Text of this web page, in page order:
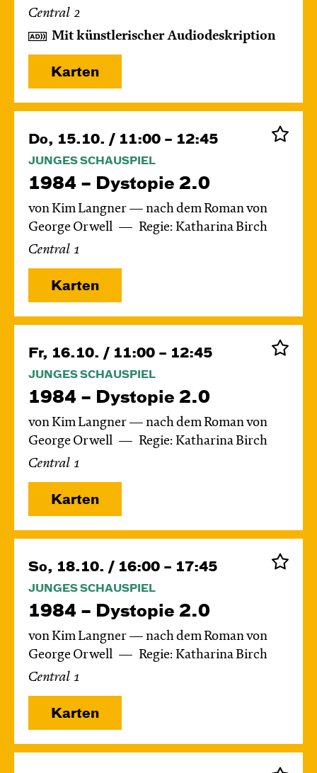
Central 2
Mit künstlerischer Audiodeskription
Karten
Do, 15.10. / 11:00 – 12:45
JUNGES SCHAUSPIEL
1984 – Dystopie 2.0
von Kim Langner — nach dem Roman von
George Orwell
Regie: Katharina Birch
Central 1
Karten
Fr, 16.10. / 11:00 – 12:45
JUNGES SCHAUSPIEL
1984 – Dystopie 2.0
von Kim Langner — nach dem Roman von
George Orwell
Regie: Katharina Birch
Central 1
Karten
So, 18.10. / 16:00 – 17:45
JUNGES SCHAUSPIEL
1984 – Dystopie 2.0
von Kim Langner — nach dem Roman von
George Orwell
Regie: Katharina Birch
Central 1
Karten